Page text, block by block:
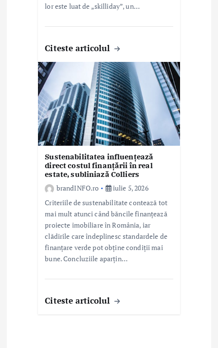
lor este luat de „skilliday”, un…
Citeste articolul
Sustenabilitatea influențează
direct costul finanțării în real
estate, subliniază Colliers
brandINFO.ro
iulie 5, 2026
Criteriile de sustenabilitate contează tot
mai mult atunci când băncile finanțează
proiecte imobiliare în România, iar
clădirile care îndeplinesc standardele de
finanțare verde pot obține condiții mai
bune. Concluziile aparțin…
Citeste articolul